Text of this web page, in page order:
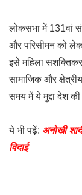
लोकसभा में 131वां
और परिसीमन को
इसे महिला
सामाजिक और
समय में ये मुद्दा देश
ये भी पढ़ें: अनोखी
विदाई